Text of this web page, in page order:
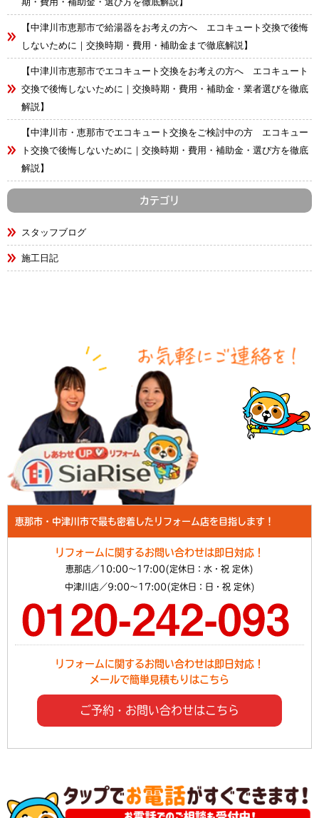
【中津川市恵那市で給湯器をお考えの方へ エコキュート交換で後悔
しないために｜交換時期・費用・補助金まで徹底解説】
【中津川市恵那市でエコキュート交換をお考えの方へ エコキュート
交換で後悔しないために｜交換時期・費用・補助金・業者選びを徹底
解説】
【中津川市・恵那市でエコキュート交換をご検討中の方 エコキュー
ト交換で後悔しないために｜交換時期・費用・補助金・選び方を徹底
解説】
カテゴリ
スタッフブログ
施工日記
恵那市・中津川市で最も密着したリフォーム店を目指します！
リフォームに関するお問い合わせは即日対応！
恵那店／10:00～17:00(定休日：水・祝 定休)
中津川店／9:00～17:00(定休日：日・祝 定休)
リフォームに関するお問い合わせは即日対応！
メールで簡単見積もりはこちら
ご予約・お問い合わせはこちら